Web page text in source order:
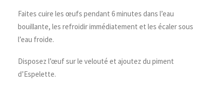
Faites cuire les œufs pendant 6 minutes dans l’eau
bouillante, les refroidir immédiatement et les écaler sous
l’eau froide.
Disposez l’œuf sur le velouté et ajoutez du piment
d’Espelette.